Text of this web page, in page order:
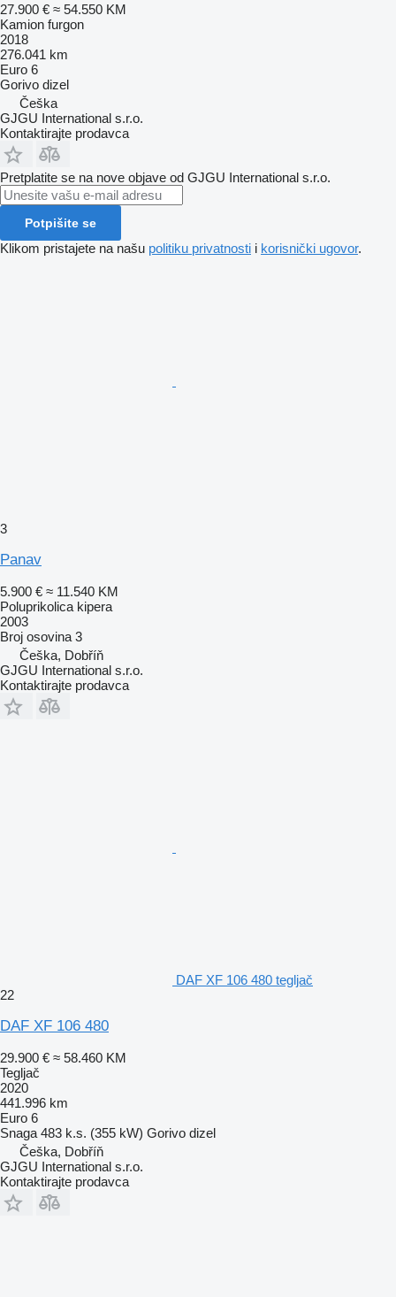
27.900 € ≈ 54.550 KM
Kamion furgon
2018
276.041 km
Euro 6
Gorivo dizel
Češka
GJGU International s.r.o.
Kontaktirajte prodavca
Pretplatite se na nove objave od GJGU International s.r.o.
Potpišite se
Klikom pristajete na našu politiku privatnosti i korisnički ugovor.
3
Panav
5.900 € ≈ 11.540 KM
Poluprikolica kipera
2003
Broj osovina 3
Češka, Dobříň
GJGU International s.r.o.
Kontaktirajte prodavca
DAF XF 106 480 tegljač
22
DAF XF 106 480
29.900 € ≈ 58.460 KM
Tegljač
2020
441.996 km
Euro 6
Snaga 483 k.s. (355 kW) Gorivo dizel
Češka, Dobříň
GJGU International s.r.o.
Kontaktirajte prodavca